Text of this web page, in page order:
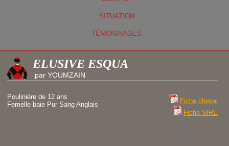
SITUATION
TÉMOIGNAGES
ELUSIVE ESQUA
par YOUMZAIN
Fiche cheval
Fiche SIRE
Poulinière de 12 ans
Femelle baie Pur Sang Anglais